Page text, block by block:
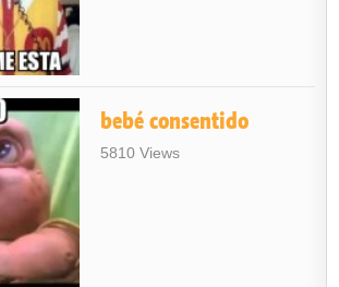
bebé consentido
5810 Views